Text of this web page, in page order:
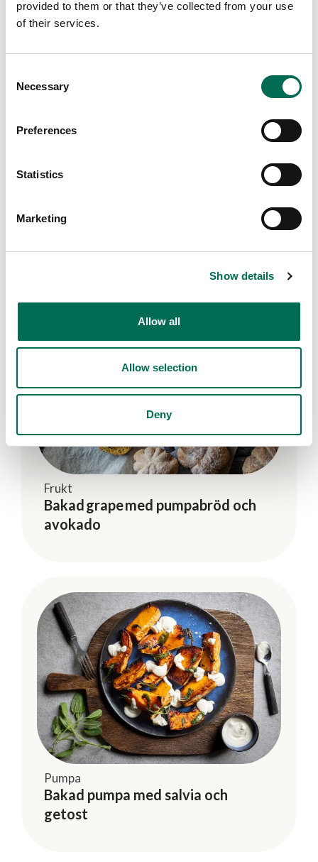
provided to them or that they’ve collected from your use
of their services.
Selection
Necessary
Preferences
Statistics
Marketing
Show details
Allow all
Allow selection
Deny
Rosmarin
Se här
Frukt
Bakad grape med pumpabröd och
avokado
Pumpa
Bakad pumpa med salvia och
getost